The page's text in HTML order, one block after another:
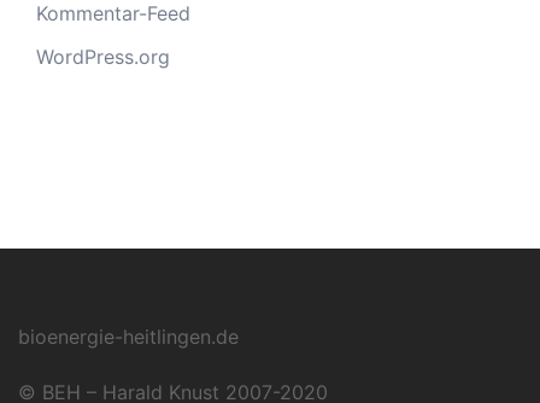
Kommentar-Feed
WordPress.org
bioenergie-heitlingen.de
© BEH – Harald Knust 2007-2020